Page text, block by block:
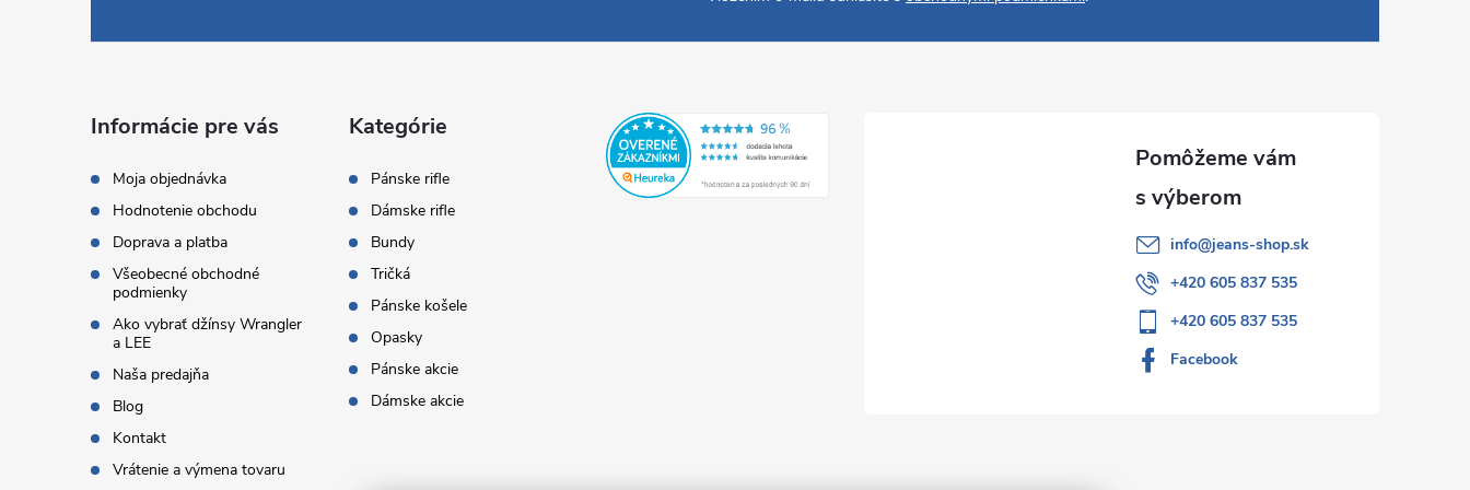
Informácie pre vás
Moja objednávka
Hodnotenie obchodu
Doprava a platba
Všeobecné obchodné
podmienky
Ako vybrať džínsy Wrangler
a LEE
Naša predajňa
Blog
Kontakt
Vrátenie a výmena tovaru
Kategórie
Pánske rifle
Dámske rifle
Bundy
Tričká
Pánske košele
Opasky
Pánske akcie
Dámske akcie
info@jeans-shop.sk
+420 605 837 535
+420 605 837 535
Facebook